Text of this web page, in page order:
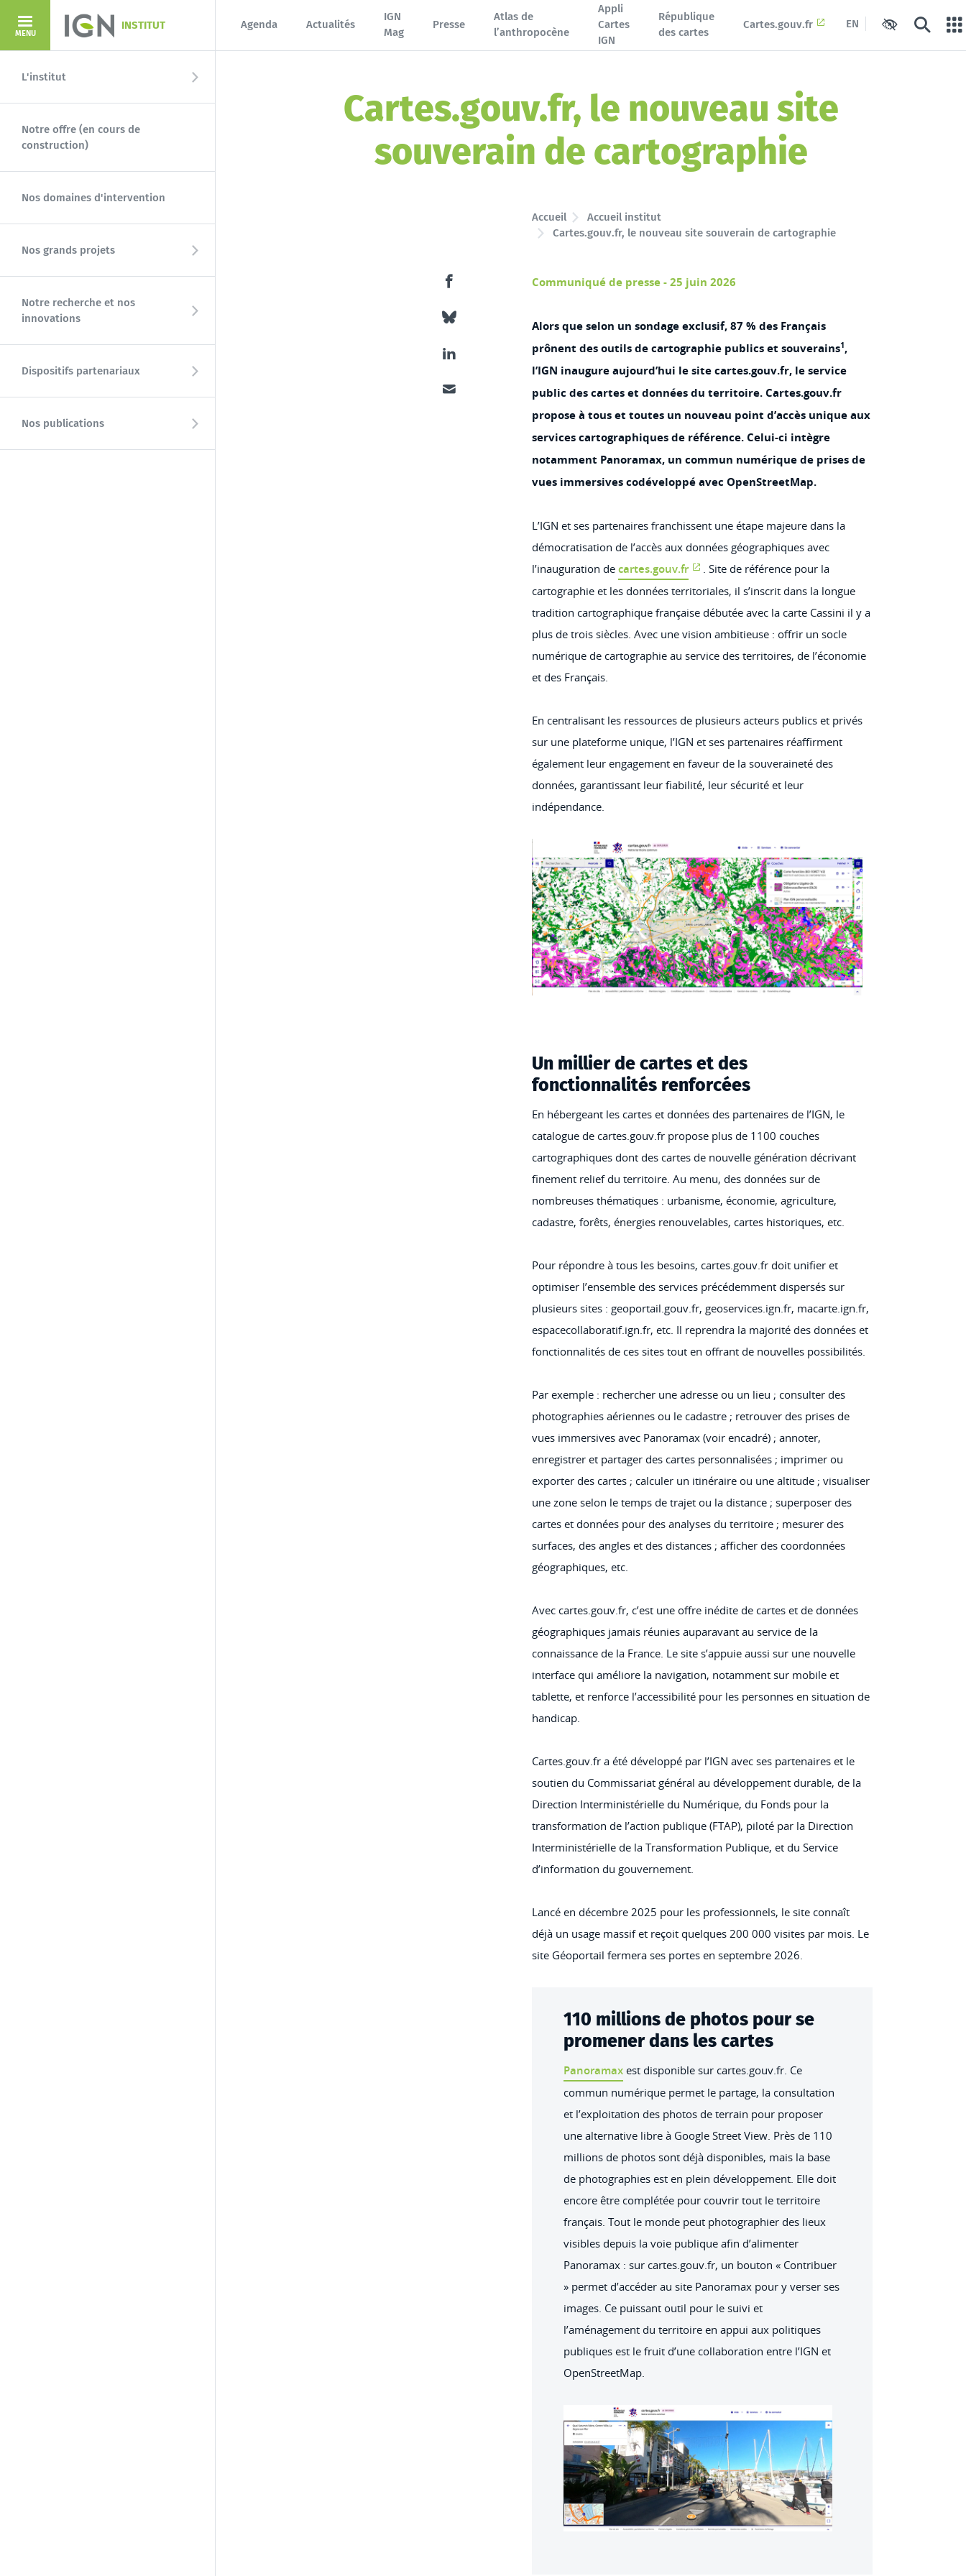
Aller au contenu principal
INSTITUT
MENU
L'institut
Notre offre (en cours de
construction)
Nos domaines d'intervention
Nos grands projets
Notre recherche et nos
innovations
Dispositifs partenariaux
Nos publications
Agenda Actualités
IGN
Mag
Presse
Atlas de
l’anthropocène
Appli
Cartes
IGN
République
des cartes
Cartes.gouv.fr EN
Paramètres
Cartes.gouv.fr, le nouveau site
souverain de cartographie
Accueil
Accueil institut
Cartes.gouv.fr, le nouveau site souverain de cartographie
Partager ce contenu sur Facebook
Partager ce contenu sur Bluesky
Partager ce contenu sur LinkedIn
Partager ce contenu par email
Communiqué de presse - 25 juin 2026
Alors que selon un sondage exclusif, 87 % des Français
prônent des outils de cartographie publics et souverains1,
l’IGN inaugure aujourd’hui le site cartes.gouv.fr, le service
public des cartes et données du territoire. Cartes.gouv.fr
propose à tous et toutes un nouveau point d’accès unique aux
services cartographiques de référence. Celui-ci intègre
notamment Panoramax, un commun numérique de prises de
vues immersives codéveloppé avec OpenStreetMap.
L’IGN et ses partenaires franchissent une étape majeure dans la
démocratisation de l’accès aux données géographiques avec
l’inauguration de cartes.gouv.fr
. Site de référence pour la
cartographie et les données territoriales, il s’inscrit dans la longue
tradition cartographique française débutée avec la carte Cassini il y a
plus de trois siècles. Avec une vision ambitieuse : offrir un socle
numérique de cartographie au service des territoires, de l’économie
et des Français.
En centralisant les ressources de plusieurs acteurs publics et privés
sur une plateforme unique, l’IGN et ses partenaires réaffirment
également leur engagement en faveur de la souveraineté des
données, garantissant leur fiabilité, leur sécurité et leur
indépendance.
Un millier de cartes et des
fonctionnalités renforcées
En hébergeant les cartes et données des partenaires de l’IGN, le
catalogue de cartes.gouv.fr propose plus de 1100 couches
cartographiques dont des cartes de nouvelle génération décrivant
finement relief du territoire. Au menu, des données sur de
nombreuses thématiques : urbanisme, économie, agriculture,
cadastre, forêts, énergies renouvelables, cartes historiques, etc.
Pour répondre à tous les besoins, cartes.gouv.fr doit unifier et
optimiser l’ensemble des services précédemment dispersés sur
plusieurs sites : geoportail.gouv.fr, geoservices.ign.fr, macarte.ign.fr,
espacecollaboratif.ign.fr, etc. Il reprendra la majorité des données et
fonctionnalités de ces sites tout en offrant de nouvelles possibilités.
Par exemple : rechercher une adresse ou un lieu ; consulter des
photographies aériennes ou le cadastre ; retrouver des prises de
vues immersives avec Panoramax (voir encadré) ; annoter,
enregistrer et partager des cartes personnalisées ; imprimer ou
exporter des cartes ; calculer un itinéraire ou une altitude ; visualiser
une zone selon le temps de trajet ou la distance ; superposer des
cartes et données pour des analyses du territoire ; mesurer des
surfaces, des angles et des distances ; afficher des coordonnées
géographiques, etc.
Avec cartes.gouv.fr, c’est une offre inédite de cartes et de données
géographiques jamais réunies auparavant au service de la
connaissance de la France. Le site s’appuie aussi sur une nouvelle
interface qui améliore la navigation, notamment sur mobile et
tablette, et renforce l’accessibilité pour les personnes en situation de
handicap.
Cartes.gouv.fr a été développé par l’IGN avec ses partenaires et le
soutien du Commissariat général au développement durable, de la
Direction Interministérielle du Numérique, du Fonds pour la
transformation de l’action publique (FTAP), piloté par la Direction
Interministérielle de la Transformation Publique, et du Service
d’information du gouvernement.
Lancé en décembre 2025 pour les professionnels, le site connaît
déjà un usage massif et reçoit quelques 200 000 visites par mois. Le
site Géoportail fermera ses portes en septembre 2026.
110 millions de photos pour se
promener dans les cartes
Panoramax est disponible sur cartes.gouv.fr. Ce
commun numérique permet le partage, la consultation
et l’exploitation des photos de terrain pour proposer
une alternative libre à Google Street View. Près de 110
millions de photos sont déjà disponibles, mais la base
de photographies est en plein développement. Elle doit
encore être complétée pour couvrir tout le territoire
français. Tout le monde peut photographier des lieux
visibles depuis la voie publique afin d’alimenter
Panoramax : sur cartes.gouv.fr, un bouton « Contribuer
» permet d’accéder au site Panoramax pour y verser ses
images. Ce puissant outil pour le suivi et
l’aménagement du territoire en appui aux politiques
publiques est le fruit d’une collaboration entre l’IGN et
OpenStreetMap.